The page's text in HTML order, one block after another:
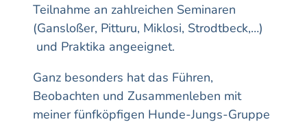
Teilnahme an zahlreichen Seminaren
(Gansloßer, Pitturu, Miklosi, Strodtbeck,…)
und Praktika angeeignet.
Ganz besonders hat das Führen,
Beobachten und Zusammenleben mit
meiner fünfköpfigen Hunde-Jungs-Gruppe